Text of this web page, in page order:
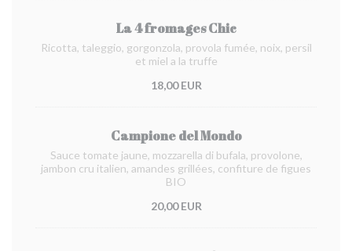
La 4 fromages Chic
Ricotta, taleggio, gorgonzola, provola fumée, noix, persil
et miel a la truffe
18,00 EUR
Campione del Mondo
Sauce tomate jaune, mozzarella di bufala, provolone,
jambon cru italien, amandes grillées, confiture de figues
BIO
20,00 EUR